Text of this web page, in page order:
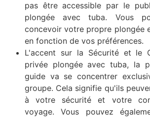
pas être accessible par le
plongée avec tuba. Vous
concevoir votre propre plongée
en fonction de vos préférences.
L'accent sur la Sécurité et le
privée plongée avec tuba, la
guide va se concentrer
groupe. Cela signifie qu'ils
à votre sécurité et votre
voyage. Vous pouvez